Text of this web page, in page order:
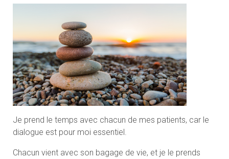
Je prend le temps avec chacun de mes patients, car le
dialogue est pour moi essentiel.
Chacun vient avec son bagage de vie, et je le prends